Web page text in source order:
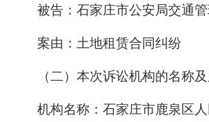
被告：石家庄市公安局交通
案由：土地租赁合同纠纷
（二）本次诉讼机构的名称
机构名称：石家庄市鹿泉区